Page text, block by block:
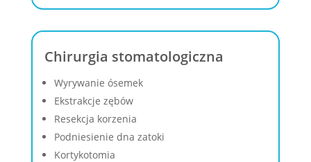
Chirurgia stomatologiczna
Wyrywanie ósemek
Ekstrakcje zębów
Resekcja korzenia
Podniesienie dna zatoki
Kortykotomia